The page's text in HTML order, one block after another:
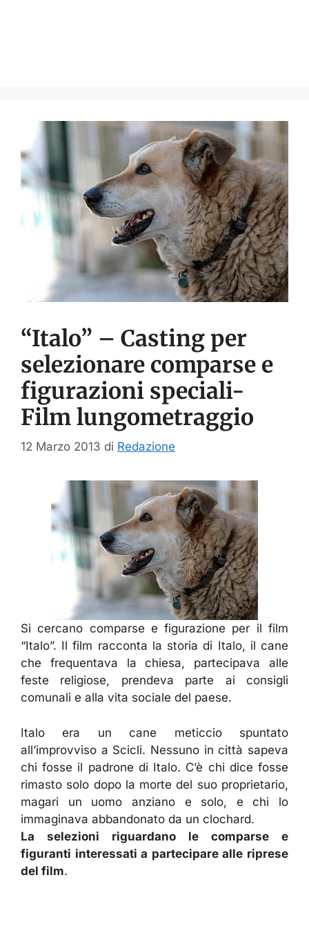
“Italo” – Casting per
selezionare comparse e
figurazioni speciali-
Film lungometraggio
12 Marzo 2013 di Redazione
Si cercano comparse e figurazione per il film
“Italo”. Il film racconta la storia di Italo, il cane
che frequentava la chiesa, partecipava alle
feste religiose, prendeva parte ai consigli
comunali e alla vita sociale del paese.
Italo era un cane meticcio spuntato
all’improvviso a Scicli. Nessuno in città sapeva
chi fosse il padrone di Italo. C’è chi dice fosse
rimasto solo dopo la morte del suo proprietario,
magari un uomo anziano e solo, e chi lo
immaginava abbandonato da un clochard.
La selezioni riguardano le comparse e
figuranti interessati a partecipare alle riprese
del film.